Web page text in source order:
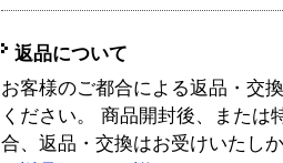
返品について
お客様のご都合による返品・交
ください。 商品開封後、または
合、返品・交換はお受けいたし